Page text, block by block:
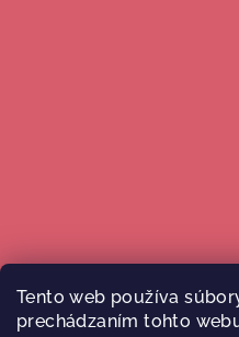
Tento web používa
prechádzaním tohto